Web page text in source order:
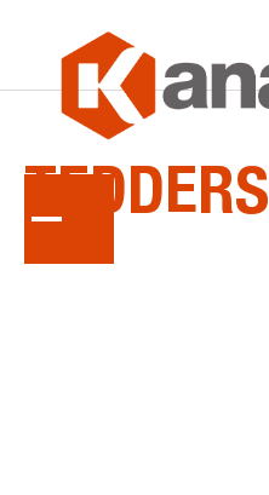
LA SÉRIE
TEDDERS